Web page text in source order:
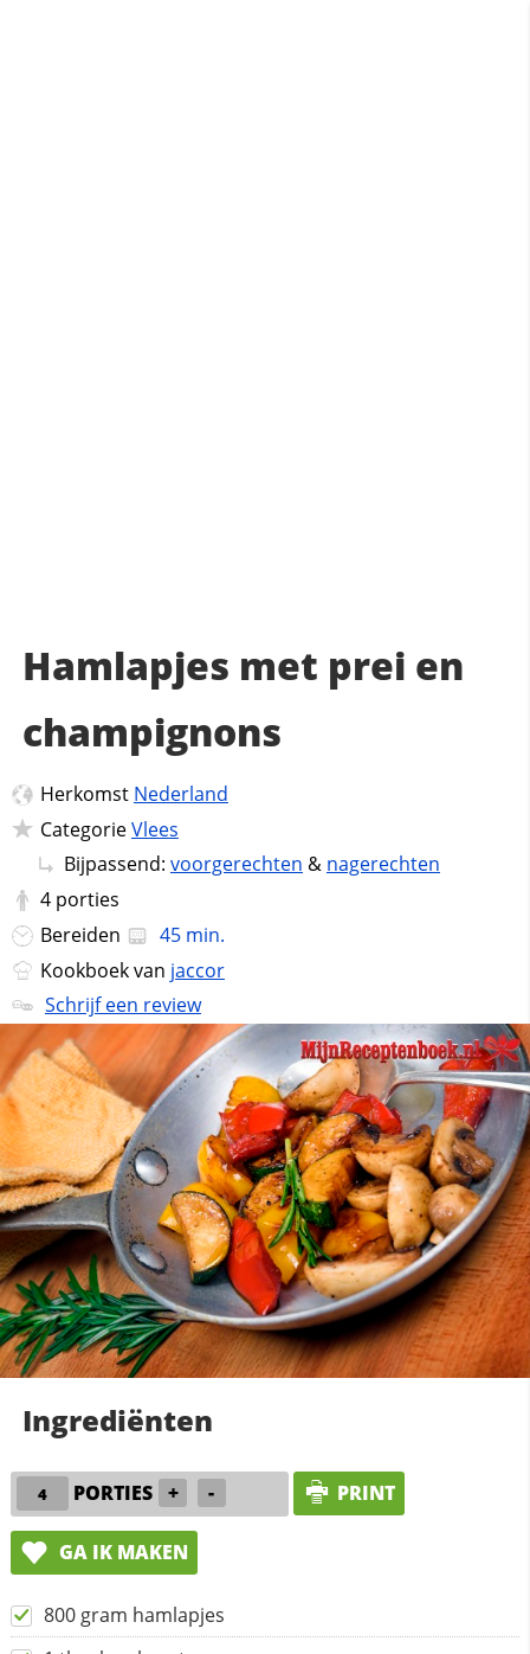
Hamlapjes met prei en
champignons
Herkomst Nederland
CategorieVlees
Bijpassend: voorgerechten & nagerechten
4 porties
Bereiden
45 min.
Kookboek van jaccor
Schrijf een review
Ingrediënten
PORTIES + - PRINT
GA IK MAKEN
800 gram hamlapjes